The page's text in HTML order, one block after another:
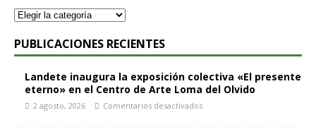
PUBLICACIONES RECIENTES
Landete inaugura la exposición colectiva «El presente
eterno» en el Centro de Arte Loma del Olvido
2 agosto, 2026 Comentarios desactivados